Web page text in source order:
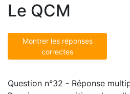
Le QCM
Montrer les réponses
correctes
Question n°32 - Réponse